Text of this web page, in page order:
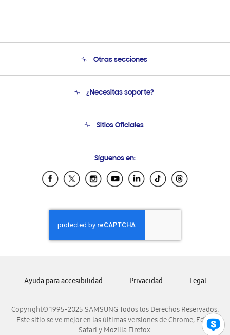
Otras secciones
Soporte
¿Necesitas soporte?
Soporte vía eMail
Sitios Oficiales
Samsung Ecuador
Samsung El Salvador
Samsung Honduras
Samsung Nicaragua
Samsung Panamá
Samsung Venezuela
Síguenos en:
Copyright© 1995-2025 SAMSUNG Todos los Derechos Reservados.
Este sitio se ve mejor en las últimas versiones de Chrome, Edge,
Safari y Mozilla Firefox.
Ayuda para accesibilidad Privacidad Legal